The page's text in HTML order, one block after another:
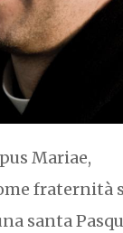
Mariae,
fraternità
santa